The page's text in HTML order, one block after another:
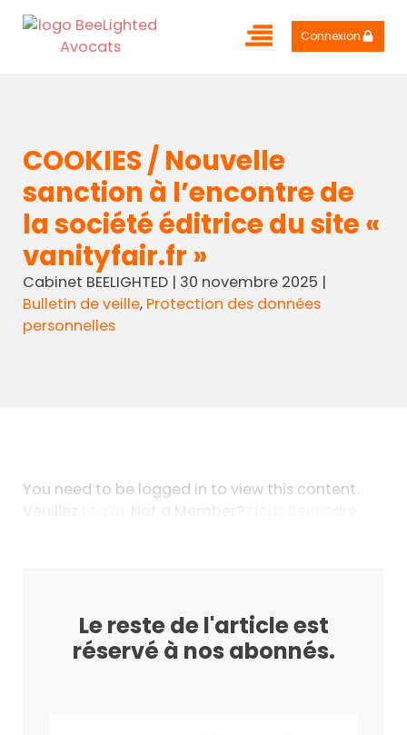
Connexion
COOKIES / Nouvelle
sanction à l’encontre de
la société éditrice du site «
vanityfair.fr »
Cabinet BEELIGHTED| 30 novembre 2025 |
Bulletin de veille, Protection des données
personnelles
You need to be logged in to view this content.
Veuillez
. Not a Member?
Le reste de l'article est
réservé à nos abonnés.